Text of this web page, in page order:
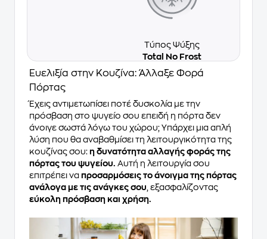
Τύπος Ψύξης
Total No Frost
Ευελιξία στην Κουζίνα: Άλλαξε Φορά
Πόρτας
Έχεις αντιμετωπίσει ποτέ δυσκολία με την
πρόσβαση στο ψυγείο σου επειδή η πόρτα δεν
άνοιγε σωστά λόγω του χώρου; Υπάρχει μια απλή
λύση που θα αναβαθμίσει τη λειτουργικότητα της
κουζίνας σου: η δυνατότητα αλλαγής φοράς της
πόρτας του ψυγείου.
Αυτή η λειτουργία σου
επιτρέπει να προσαρμόσεις το άνοιγμα της πόρτας
ανάλογα με τις ανάγκες σου , εξασφαλίζοντας
εύκολη πρόσβαση και χρήση.